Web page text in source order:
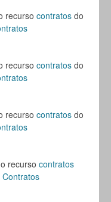
recurso contratos do
recurso contratos do
recurso contratos do
recurso contratos
Contratos